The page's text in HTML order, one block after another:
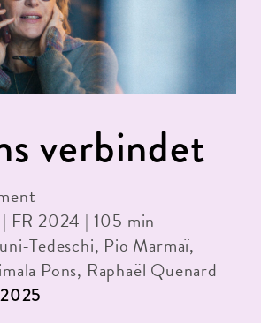
verbindet
FR 2024 | 105 min
Tedeschi, Pio Marmaï,
Pons, Raphaël Quenard